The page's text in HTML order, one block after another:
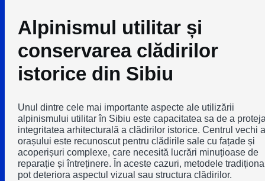
Alpinismul utilitar și
conservarea clădirilor
istorice din Sibiu
Unul dintre cele mai importante aspecte ale utilizării
alpinismului utilitar în Sibiu este capacitatea sa de a
integritatea arhitecturală a clădirilor istorice. Centrul vechi
orașului este recunoscut pentru clădirile sale cu fațade și
acoperișuri complexe, care necesită lucrări minuțioase de
reparație și întreținere. În aceste cazuri, metodele
pot deteriora aspectul vizual sau structura clădirilor.